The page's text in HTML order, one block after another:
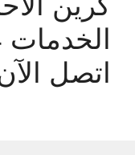
اتصل الآن 92220007